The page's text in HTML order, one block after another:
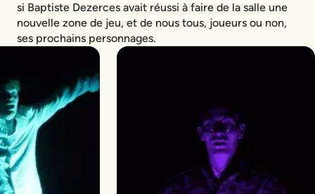
si Baptiste Dezerces avait réussi à faire de la salle une
nouvelle zone de jeu, et de nous tous, joueurs ou non,
ses prochains personnages.